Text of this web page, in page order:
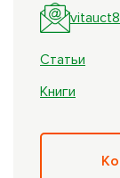
Статьи
Книги